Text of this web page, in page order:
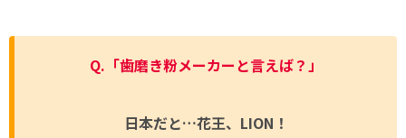
Q.「歯磨き粉メーカーと言えば？」
日本だと…花王、LION！